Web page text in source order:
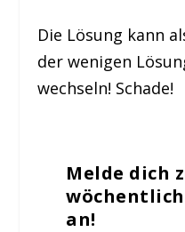
Die Lösung kann
der wenigen
wechseln! Schade!
Melde dich
an!